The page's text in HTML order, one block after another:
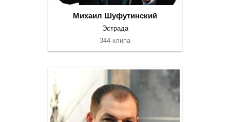
Михаил Шуфутинский
Эстрада
344 клипа